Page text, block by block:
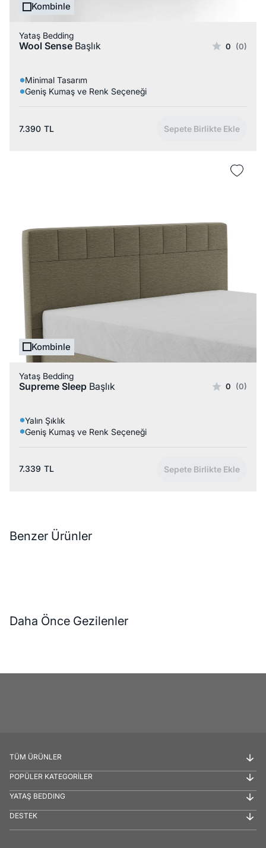
Kombinle
Yataş Bedding
Wool Sense Başlık 0 (0)
Minimal Tasarım
Geniş Kumaş ve Renk Seçeneği
7.390 TL Sepete Birlikte Ekle
Kombinle
Yataş Bedding
Supreme Sleep Başlık 0 (0)
Yalın Şıklık
Geniş Kumaş ve Renk Seçeneği
7.339 TL Sepete Birlikte Ekle
Benzer Ürünler
Daha Önce Gezilenler
TÜM ÜRÜNLER
POPÜLER KATEGORİLER
YATAŞ BEDDING
DESTEK